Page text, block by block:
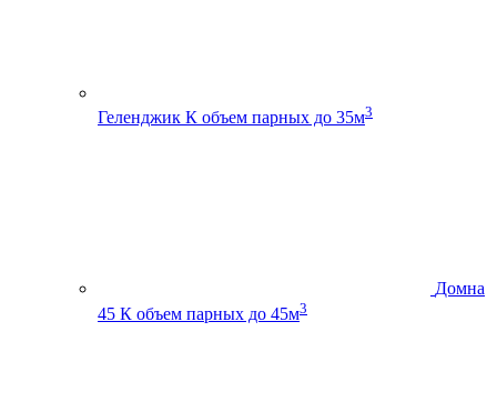
Геленджик К объем парных до 35м3
Домна
45 К объем парных до 45м3